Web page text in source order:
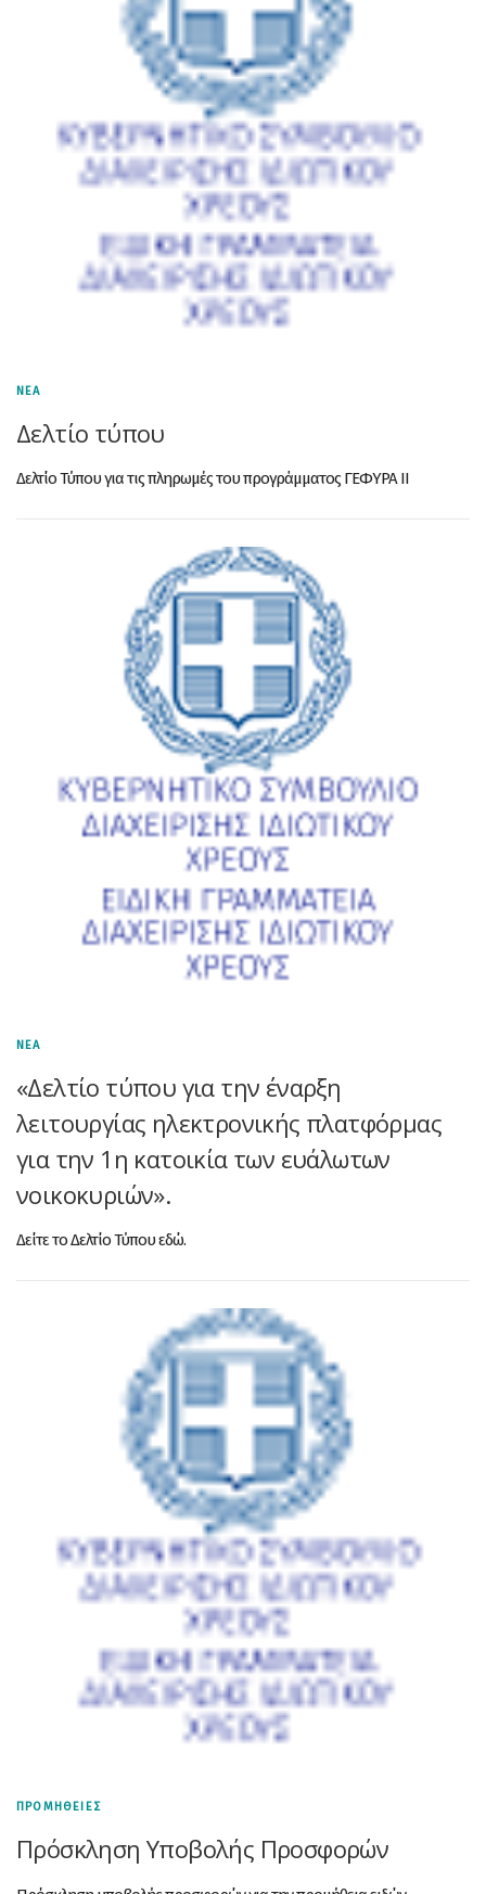
ΝΕΑ
Δελτίο τύπου
Δελτίο Τύπου για τις πληρωμές του προγράμματος ΓΕΦΥΡΑ ΙΙ
ΝΕΑ
«Δελτίο τύπου για την έναρξη
λειτουργίας ηλεκτρονικής πλατφόρμας
για την 1η κατοικία των ευάλωτων
νοικοκυριών».
Δείτε το Δελτίο Τύπου εδώ.
ΠΡΟΜΗΘΕΙΕΣ
Πρόσκληση Υποβολής Προσφορών